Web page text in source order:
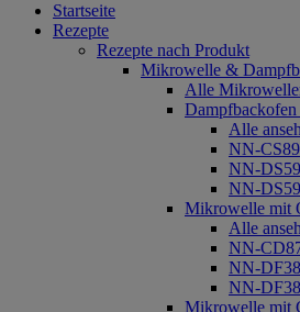
Startseite
Rezepte
Rezepte nach Produkt
Mikrowelle &
Alle
Alle
NN-CS89
NN-DS59
NN-
Mikrowelle mit
Alle
NN-
NN-
NN-
Mikrowelle mit